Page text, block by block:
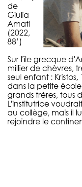
de
Giulia
Amati
(2022,
88’)
Sur l'île grecque
millier de chèvres,
seul enfant :
dans la petite
grands frères, tous
L'institutrice
au collège, mais il
rejoindre le